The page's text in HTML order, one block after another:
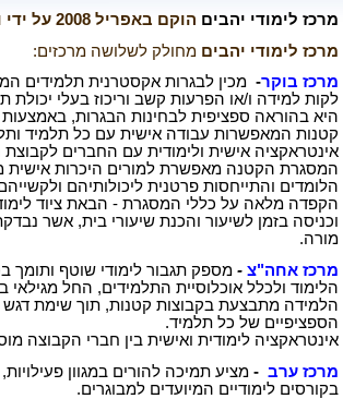
מרכז לימודי יהבים הוקם באפריל 2008 על ידי ורד ואמיר
מרכז לימודי יהבים מחולק לשלושה מרכזים:
מרכז בוקר- מכין לבגרות אקסטרנית תלמידים
לקות למידה ו/או הפרעות קשב וריכוז בעלי יכולת
היא בהוראה ספציפית לבחינות הבגרות,
קטנות המאפשרות עבודה אישית עם כל תלמיד
אינטראקציה אישית ולימודית עם החברים
המסגרת הקטנה מאפשרת למורים היכרות
הלומדים והתייחסות פרטנית ליכולותיהם
הקפדה מלאה על כללי המסגרת - הבאת ציוד
וכניסה בזמן לשיעור והכנת שיעורי בית, אשר
מורה.
מרכז אחה"צ - מספק תגבור לימודי שוטף ותומך
הלימוד ולכלל אוכלוסיית התלמידים, החל מגילאי
הלמידה מתבצעת בקבוצות קטנות, תוך שימת דגש
הספציפיים של כל תלמיד.
אינטראקציה לימודית ואישית בין חברי הקבוצה
מרכז ערב - מציע תמיכה להורים במגוון
בקורסים לימודיים המיועדים למבוגרים.